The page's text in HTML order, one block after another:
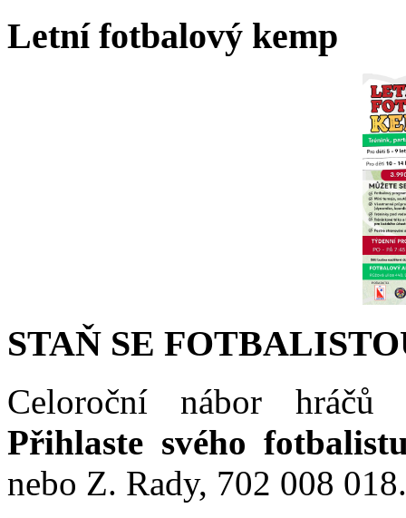
Letní fotbalový kemp
STAŇ SE
Celoroční nábor hráčů
Přihlaste svého
nebo Z. Rady, 702 008 018.